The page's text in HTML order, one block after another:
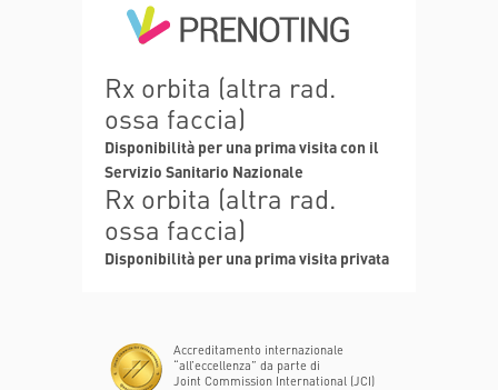
Rx orbita (altra rad.
ossa faccia)
Disponibilità per una prima visita con il
Servizio Sanitario Nazionale
Rx orbita (altra rad.
ossa faccia)
Disponibilità per una prima visita privata
Accreditamento internazionale
“all’eccellenza” da parte di
Joint Commission International (JCI)